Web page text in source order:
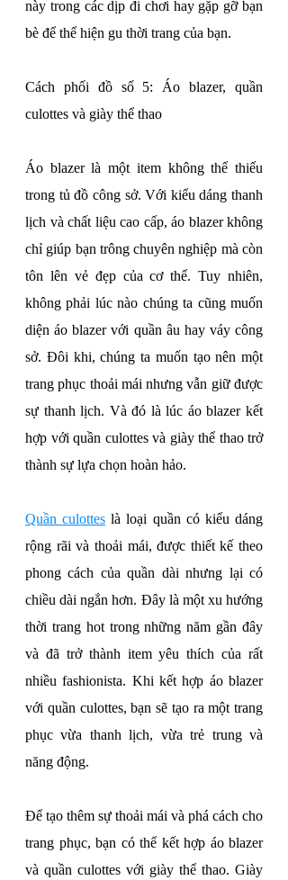
này trong các dịp đi chơi hay gặp gỡ bạn
bè để thể hiện gu thời trang của bạn.
Cách phối đồ số 5: Áo blazer, quần
culottes và giày thể thao
Áo blazer là một item không thể thiếu
trong tủ đồ công sở. Với kiểu dáng thanh
lịch và chất liệu cao cấp, áo blazer không
chỉ giúp bạn trông chuyên nghiệp mà còn
tôn lên vẻ đẹp của cơ thể. Tuy nhiên,
không phải lúc nào chúng ta cũng muốn
diện áo blazer với quần âu hay váy công
sở. Đôi khi, chúng ta muốn tạo nên một
trang phục thoải mái nhưng vẫn giữ được
sự thanh lịch. Và đó là lúc áo blazer kết
hợp với quần culottes và giày thể thao trở
thành sự lựa chọn hoàn hảo.
Quần culottes là loại quần có kiểu dáng
rộng rãi và thoải mái, được thiết kế theo
phong cách của quần dài nhưng lại có
chiều dài ngắn hơn. Đây là một xu hướng
thời trang hot trong những năm gần đây
và đã trở thành item yêu thích của rất
nhiều fashionista. Khi kết hợp áo blazer
với quần culottes, bạn sẽ tạo ra một trang
phục vừa thanh lịch, vừa trẻ trung và
năng động.
Để tạo thêm sự thoải mái và phá cách cho
trang phục, bạn có thể kết hợp áo blazer
và quần culottes với giày thể thao. Giày